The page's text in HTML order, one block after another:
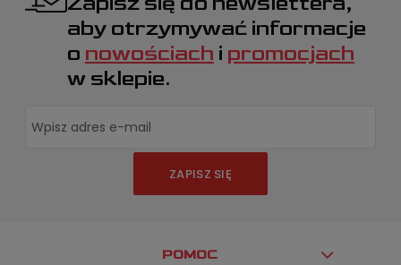
aby otrzymywać informacje
o nowościach i promocjach
w sklepie.
ZAPISZ SIĘ
POMOC